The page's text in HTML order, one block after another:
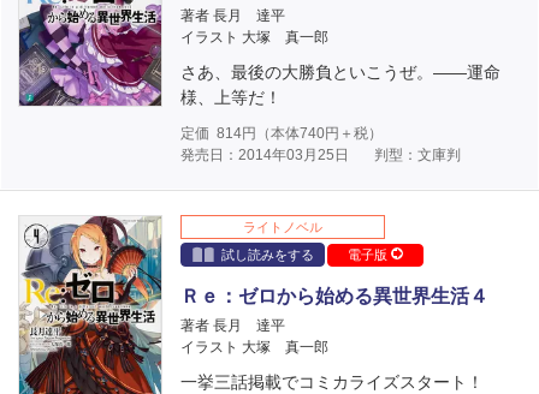
著者 長月 達平
イラスト 大塚 真一郎
さあ、最後の大勝負といこうぜ。――運命
様、上等だ！
定価 814円（本体740円＋税）
発売日：2014年03月25日
判型：文庫判
ライトノベル
試し読みをする
電子版
Ｒｅ：ゼロから始める異世界生活４
著者 長月 達平
イラスト 大塚 真一郎
一挙三話掲載でコミカライズスタート！